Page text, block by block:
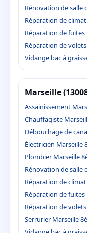
Rénovation de salle
Réparation de
Réparation de fuites
Réparation de
Vidange bac à
Marseille
Assainissement
Chauffagiste
Débouchage de
Électricien Marseille
Plombier Marseille
Rénovation de salle
Réparation de
Réparation de fuites
Réparation de
Serrurier Marseille